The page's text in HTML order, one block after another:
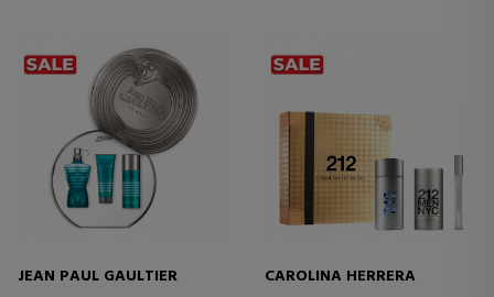
JEAN PAUL GAULTIER
CAROLINA HERRERA